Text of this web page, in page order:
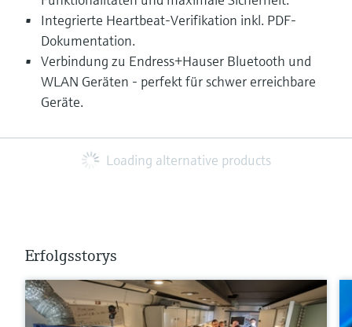
Integrierte Heartbeat-Verifikation inkl. PDF-
Dokumentation.
Verbindung zu Endress+Hauser Bluetooth und
WLAN Geräten - perfekt für schwer erreichbare
Geräte.
Loading alternative products
Erfolgsstorys